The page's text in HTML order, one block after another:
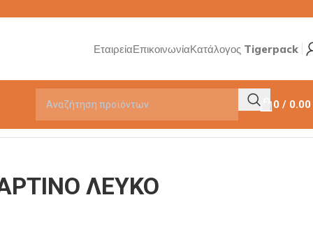
ΕταιρείαΕπικοινωνίαΚατάλογος Tigerpack
0 / 0.00
ΛΕΥΚΟ